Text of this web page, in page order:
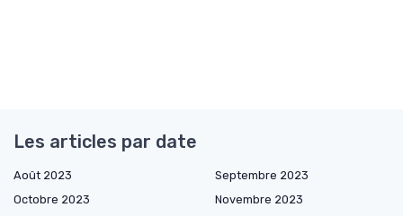
Les articles par date
Août 2023
Septembre 2023
Octobre 2023
Novembre 2023